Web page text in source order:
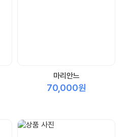
마리안느
70,000원